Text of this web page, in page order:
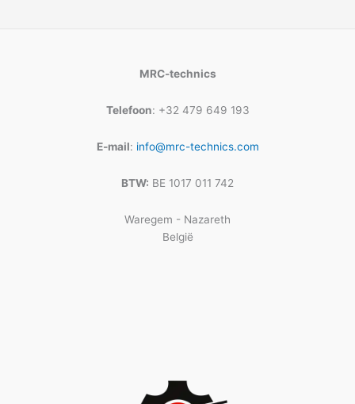
MRC-technics
Telefoon: +32 479 649 193
E-mail: info@mrc-technics.com
BTW: BE 1017 011 742
Waregem - Nazareth
België